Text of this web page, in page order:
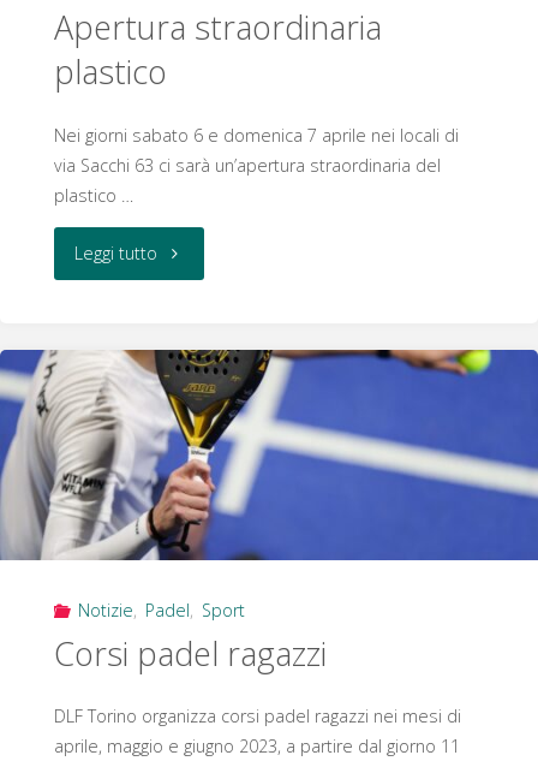
Apertura straordinaria
plastico
Nei giorni sabato 6 e domenica 7 aprile nei locali di
via Sacchi 63 ci sarà un’apertura straordinaria del
plastico …
Leggi tutto "Apertura
plastico"
Notizie, Padel, Sport
Corsi padel ragazzi
DLF Torino organizza corsi padel ragazzi nei mesi di
aprile, maggio e giugno 2023, a partire dal giorno 11